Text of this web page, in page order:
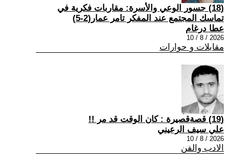
(18) جسور الوعي والأسرة: مقاربات فكرية في
تماسك المجتمع عند المفكر تامر عمار(2-5)
عطا درغام
2026 / 8 / 10
مقابلات و حوارات
(19) قصةقصيرة : كان الوقت قد مر !!
علي سيف الرعيني
2026 / 8 / 10
الادب والفن